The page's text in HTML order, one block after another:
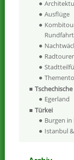
Ausflüge
Rundfahrt
Egerland
Türkei
Burgen in
Istanbul